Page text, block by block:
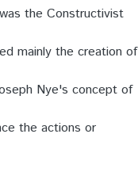
the Constructivist
mainly the creation of
Nye's concept of
the actions or